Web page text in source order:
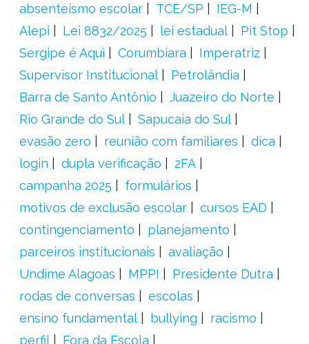
absenteísmo escolar
TCE/SP
IEG-M
Alepi
Lei 8832/2025 lei estadual
Pit Stop
Sergipe é Aqui
Corumbiara
Imperatriz
Supervisor Institucional
Petrolândia
Barra de Santo Antônio
Juazeiro do Norte
Rio Grande do Sul
Sapucaia do Sul
evasão zero
reunião com familiares
dica
login
dupla verificação
2FA
campanha 2025
formulários
motivos de exclusão escolar
cursos EAD
contingenciamento
planejamento
parceiros institucionais
avaliação
Undime Alagoas
MPPI
Presidente Dutra
rodas de conversas
escolas
ensino fundamental
bullying
racismo
perfil
Fora da Escola